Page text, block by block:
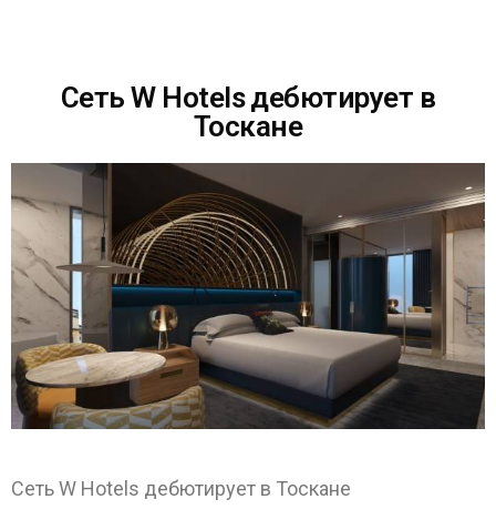
Сеть W Hotels дебютирует в
Тоскане
Сеть W Hotels дебютирует в Тоскане